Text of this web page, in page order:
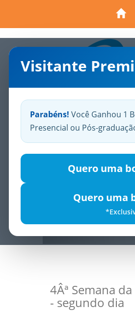
Visitante
Parabéns! Você Ganhou 1
Presencial ou Pós-
Quero uma
Quero uma
Previous
4Âª Semana
- segundo dia